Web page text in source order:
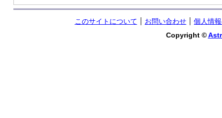
このサイトについて お問い合わせ
個人情
Copyright ©